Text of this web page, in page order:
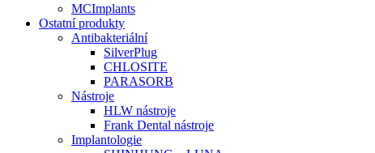
MCImplants
Ostatní produkty
Antibakteriální
SilverPlug
CHLOSITE
PARASORB
Nástroje
HLW nástroje
Frank Dental nástroje
Implantologie